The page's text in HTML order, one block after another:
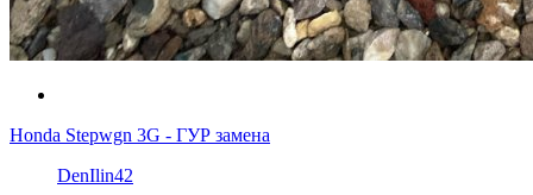
Honda Stepwgn 3G - ГУР замена
DenIlin42